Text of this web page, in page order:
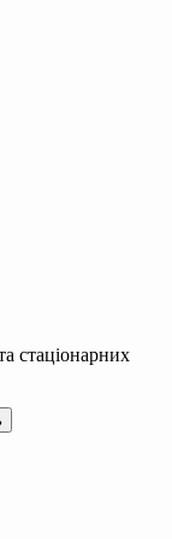
стаціонарних